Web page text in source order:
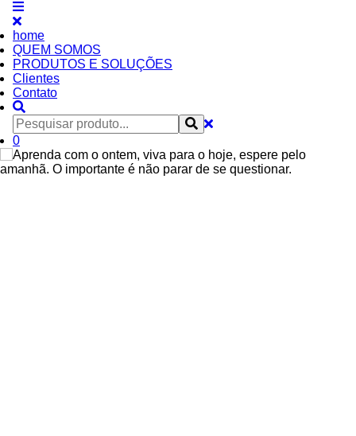
home
QUEM SOMOS
PRODUTOS E SOLUÇÕES
Clientes
Contato
0